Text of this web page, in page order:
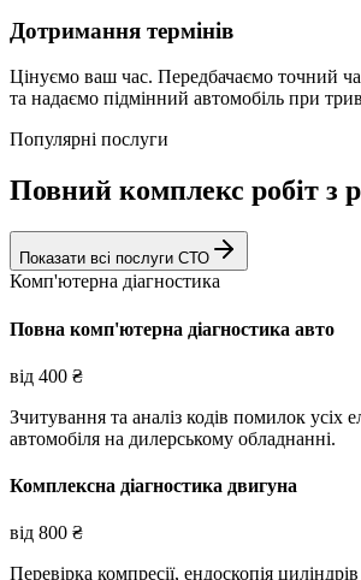
Дотримання термінів
Цінуємо ваш час. Передбачаємо точний
та надаємо підмінний автомобіль при
Популярні послуги
Повний комплекс робіт з
Показати всі послуги СТО
Комп'ютерна діагностика
Повна комп'ютерна діагностика авто
від 400 ₴
Зчитування та аналіз кодів помилок усіх
автомобіля на дилерському обладнанні.
Комплексна діагностика двигуна
від 800 ₴
Перевірка компресії, ендоскопія